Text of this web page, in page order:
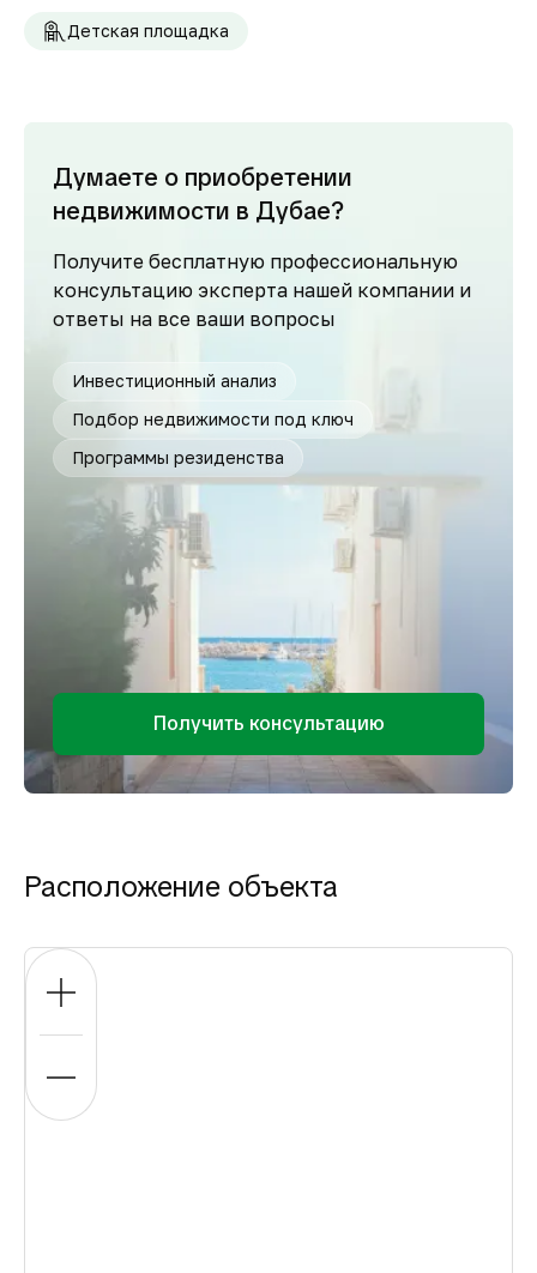
Детская площадка
Думаете о приобретении
недвижимости в Дубае?
Получите бесплатную профессиональную
консультацию эксперта нашей компании и
ответы на все ваши вопросы
Инвестиционный анализ
Подбор недвижимости под ключ
Программы резиденства
Получить консультацию
Расположение объекта